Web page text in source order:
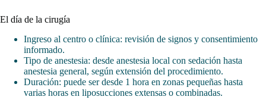
El día de la cirugía
Ingreso al centro o clínica: revisión de signos y consentimiento
informado.
Tipo de anestesia: desde anestesia local con sedación hasta
anestesia general, según extensión del procedimiento.
Duración: puede ser desde 1 hora en zonas pequeñas hasta
varias horas en liposucciones extensas o combinadas.